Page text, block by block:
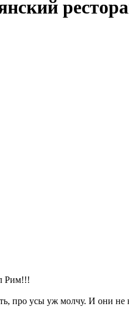
Рим!!!
про усы уж молчу. И они не